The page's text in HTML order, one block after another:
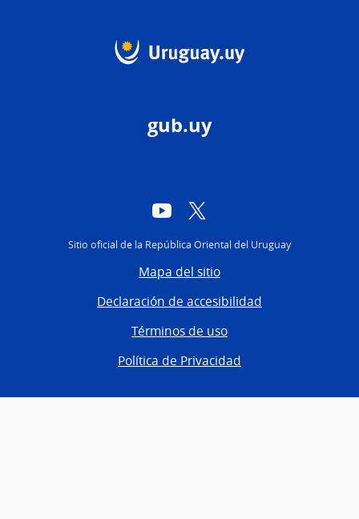
gub.uy
YouTube
Sitio oficial de la República Oriental del Uruguay
Mapa del sitio
Declaración de accesibilidad
Términos de uso
Política de Privacidad